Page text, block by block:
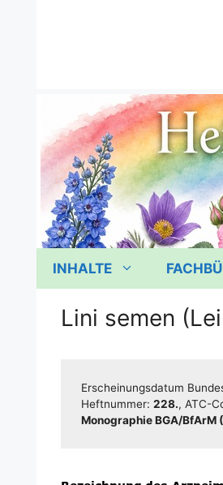
INHALTE
Lini semen
Erschei­nungs­da­tum
Heft­num­mer: 228., ATC-
Mono­gra­phie BGA/​​BfArM